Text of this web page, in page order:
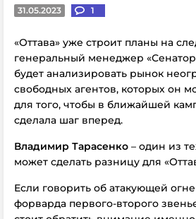
31.05.2023 1
«Оттава» уже строит планы на
генеральный менеджер
будет анализировать рынок
свободных агентов, которых он
для того, чтобы в ближайшей
сделала шаг вперед.
Владимир Тарасенко – один из
может сделать разницу для
Если говорить об атакующей
форварда первого-второго